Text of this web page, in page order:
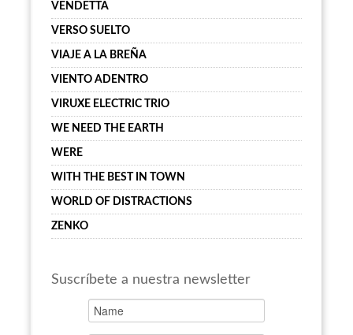
VENDETTA
VERSO SUELTO
VIAJE A LA BREÑA
VIENTO ADENTRO
VIRUXE ELECTRIC TRIO
WE NEED THE EARTH
WERE
WITH THE BEST IN TOWN
WORLD OF DISTRACTIONS
ZENKO
Suscríbete a nuestra newsletter